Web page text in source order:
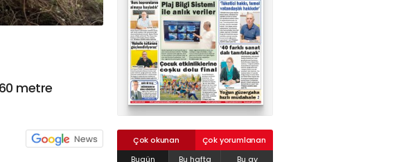
metre
Çok okunan
Çok yorumlanan
Bugün
Bu hafta Bu ay